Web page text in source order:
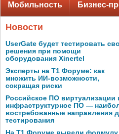
Мобильность Бизнес-
Новости
UserGate будет тестировать
решения при помощи
оборудования Xinertel
Эксперты на Т1 Форуме: как
множить ИИ-возможности,
сокращая риски
Российское ПО виртуализации
инфраструктурное ПО —
востребованные направления
тестирования